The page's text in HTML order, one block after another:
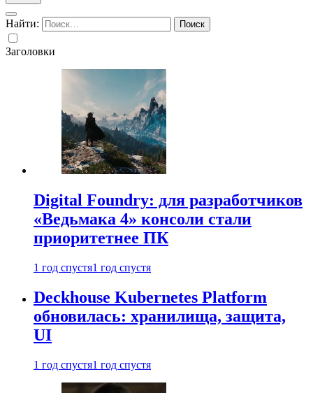
Найти:
Заголовки
Digital Foundry: для разработчиков
«Ведьмака 4» консоли стали
приоритетнее ПК
1 год спустя1 год спустя
Deckhouse Kubernetes Platform
обновилась: хранилища, защита,
UI
1 год спустя1 год спустя